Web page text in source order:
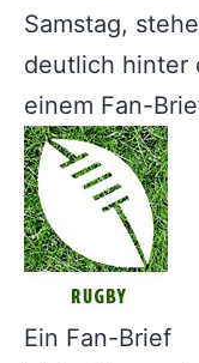
Samstag,
deutlich hinter
einem Fan-
Ein Fan-Brief